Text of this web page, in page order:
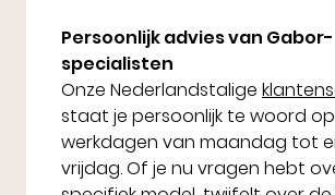
Persoonlijk advies van Gabor-
specialisten
Onze Nederlandstalige
staat je persoonlijk te woord op
werkdagen van maandag tot
vrijdag. Of je nu vragen hebt